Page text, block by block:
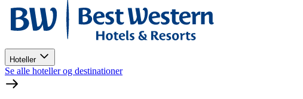
Hoteller
Se alle hoteller og destinationer